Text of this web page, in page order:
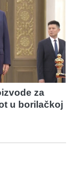
za
u borilačkoj